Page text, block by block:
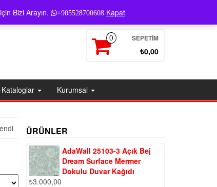
Bizi Arayın. +905528700608 Kapat
0 SEPETIM
₺0,00
Kataloglar Kurumsal
ÜRÜNLER
AdaWall 25103-3 Açık Bej
Dream Surface Mermer
Dokulu Duvar Kağıdı
₺3.000,00